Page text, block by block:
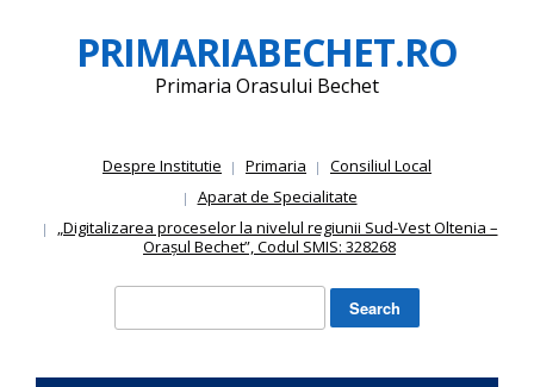
to
content
PRIMARIABECHET.RO
Primaria Orasului Bechet
Despre Institutie Primaria
Consiliul Local
Aparat de Specialitate
„Digitalizarea proceselor la nivelul regiunii Sud-Vest Oltenia –
Orașul Bechet”, Codul SMIS: 328268